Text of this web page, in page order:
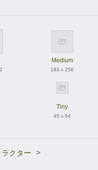
Medium
183 x 256
Tiny
45 x 64
クター >